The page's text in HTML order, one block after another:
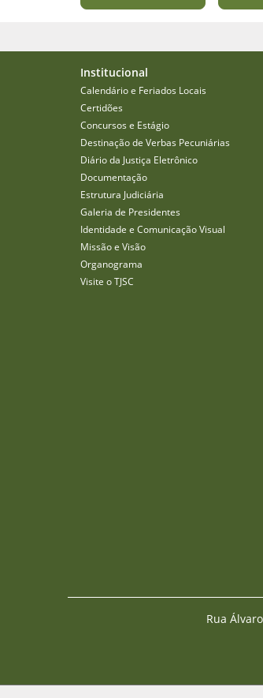
Institucional
Calendário e Feriados Locais
Certidões
Concursos e Estágio
Destinação de Verbas Pecuniárias
Diário da Justiça Eletrônico
Documentação
Estrutura Judiciária
Galeria de Presidentes
Identidade e Comunicação Visual
Missão e Visão
Organograma
Visite o TJSC
Rua